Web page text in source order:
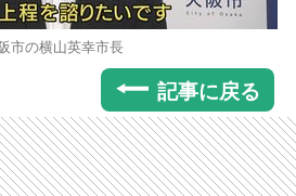
市の横山英幸市長
記事に戻る